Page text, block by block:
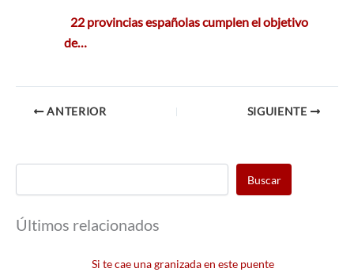
22 provincias españolas cumplen el objetivo
de…
ANTERIOR SIGUIENTE
Buscar
Últimos relacionados
Si te cae una granizada en este puente